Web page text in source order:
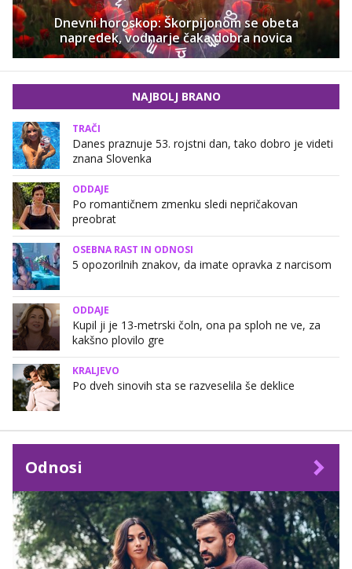
Dnevni horoskop: Škorpijonom se obeta
napredek, vodnarje čaka dobra novica
NAJBOLJ BRANO
TRAČI
Danes praznuje 53. rojstni dan, tako dobro je videti
znana Slovenka
ODDAJE
Po romantičnem zmenku sledi nepričakovan
preobrat
OSEBNA RAST IN ODNOSI
5 opozorilnih znakov, da imate opravka z narcisom
ODDAJE
Kupil ji je 13-metrski čoln, ona pa sploh ne ve, za
kakšno plovilo gre
KRALJEVO
Po dveh sinovih sta se razveselila še deklice
Odnosi